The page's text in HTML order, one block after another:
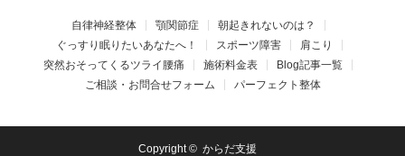
自律神経整体 顎関節症
朝起きれないのは？
ぐっすり眠りたいあなたへ！
スポーツ障害
肩こり
突然おそってくるツライ腰痛
施術料金表
Blog記事一覧
ご相談・お問合せフォーム
パーフェクト整体
Copyright © からだ支援